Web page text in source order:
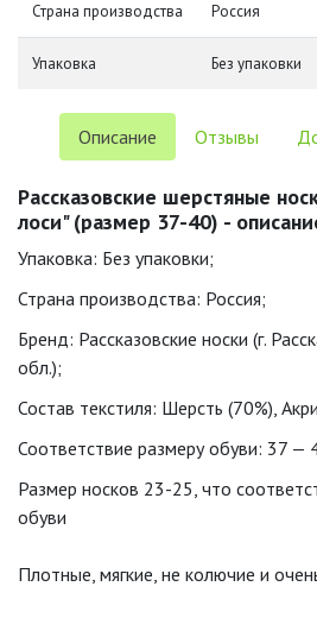
Страна производства Россия
Упаковка Без упаковки
Описание Отзывы
Рассказовские шерстяные
лоси" (размер 37-40) -
Упаковка: Без упаковки;
Страна производства: Россия;
Бренд: Рассказовские носки (г.
обл.);
Состав текстиля: Шерсть (70%),
Соответствие размеру обуви: 37 —
Размер носков 23-25, что
обуви
Плотные, мягкие, не колючие и